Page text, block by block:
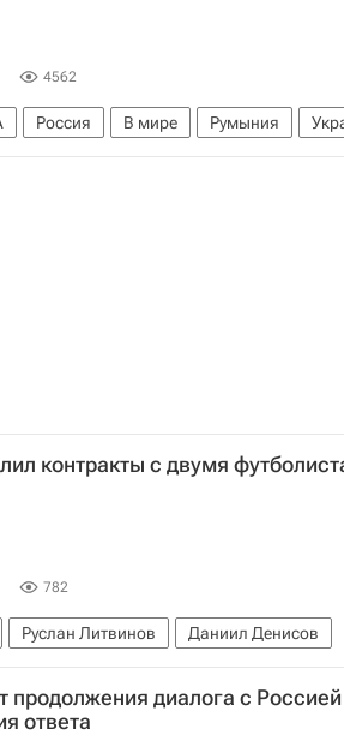
4562
Россия В мире Румыния
контракты с двумя
782
Руслан Литвинов Даниил Денисов
продолжения диалога с Россией
ответа